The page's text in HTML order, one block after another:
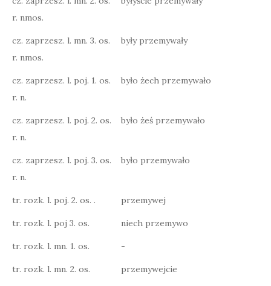
r. nmos.
cz. zaprzesz. l. mn. 3. os.
r. nmos.
były przemywały
cz. zaprzesz. l. poj. 1. os.
r. n.
było żech przemywało
cz. zaprzesz. l. poj. 2. os.
r. n.
było żeś przemywało
cz. zaprzesz. l. poj. 3. os.
r. n.
było przemywało
tr. rozk. l. poj. 2. os. . przemywej
tr. rozk. l. poj 3. os. niech przemywo
tr. rozk. l. mn. 1. os. -
tr. rozk. l. mn. 2. os. przemywejcie